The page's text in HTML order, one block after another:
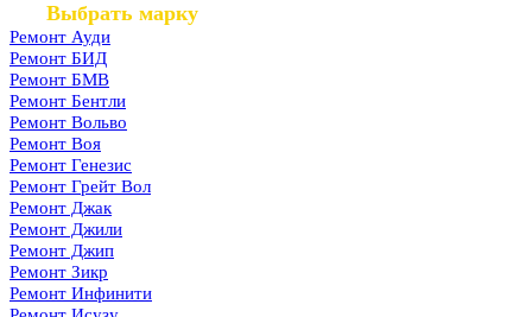
Выбрать марку
Ремонт Ауди
Ремонт БИД
Ремонт БМВ
Ремонт Бентли
Ремонт Вольво
Ремонт Воя
Ремонт Генезис
Ремонт Грейт Вол
Ремонт Джак
Ремонт Джили
Ремонт Джип
Ремонт Зикр
Ремонт Инфинити